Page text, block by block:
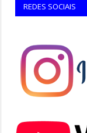
REDES SOCIAIS